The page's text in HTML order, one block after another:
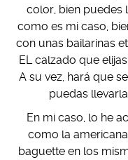
color, bien puedes
como es mi caso,
con unas bailarinas
EL calzado que
A su vez, hará que
puedas
En mi caso, lo he
como la
baguette en los